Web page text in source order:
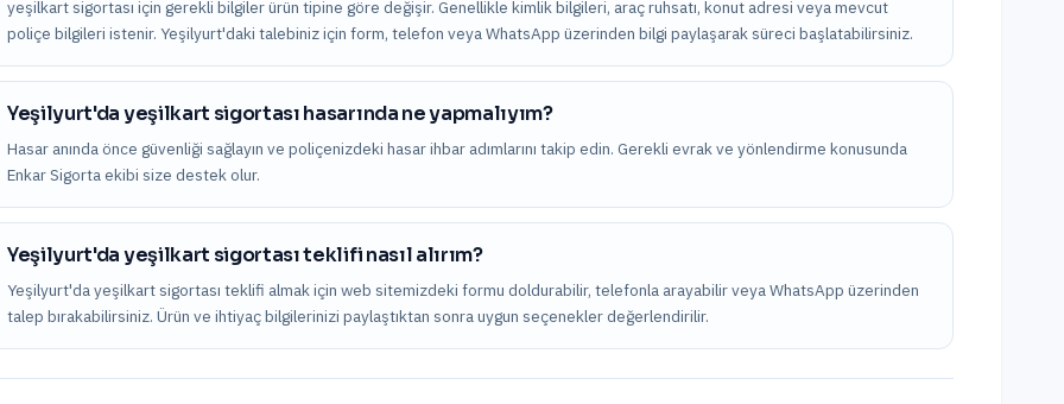
yeşilkart sigortası için gerekli bilgiler ürün tipine göre değişir. Genellikle kimlik bilgileri, araç ruhsatı, konut adresi veya mevcut
poliçe bilgileri istenir. Yeşilyurt'daki talebiniz için form, telefon veya WhatsApp üzerinden bilgi paylaşarak süreci başlatabilirsiniz.
Yeşilyurt'da yeşilkart sigortası hasarında ne yapmalıyım?
Hasar anında önce güvenliği sağlayın ve poliçenizdeki hasar ihbar adımlarını takip edin. Gerekli evrak ve yönlendirme konusunda
Enkar Sigorta ekibi size destek olur.
Yeşilyurt'da yeşilkart sigortası teklifi nasıl alırım?
Yeşilyurt'da yeşilkart sigortası teklifi almak için web sitemizdeki formu doldurabilir, telefonla arayabilir veya WhatsApp üzerinden
talep bırakabilirsiniz. Ürün ve ihtiyaç bilgilerinizi paylaştıktan sonra uygun seçenekler değerlendirilir.